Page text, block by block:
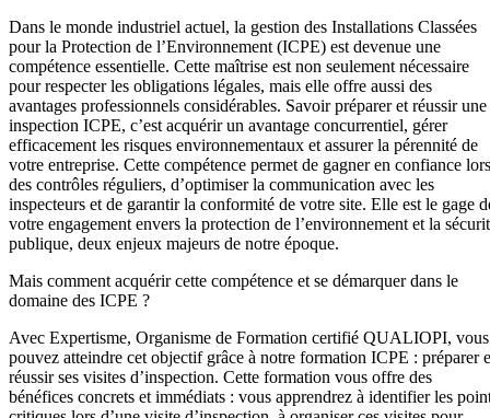
Dans le monde industriel actuel, la gestion des Installations Classées
pour la Protection de l’Environnement (ICPE) est devenue une
compétence essentielle. Cette maîtrise est non seulement nécessaire
pour respecter les obligations légales, mais elle offre aussi des
avantages professionnels considérables. Savoir préparer et réussir une
inspection ICPE, c’est acquérir un avantage concurrentiel, gérer
efficacement les risques environnementaux et assurer la pérennité de
votre entreprise. Cette compétence permet de gagner en confiance lors
des contrôles réguliers, d’optimiser la communication avec les
inspecteurs et de garantir la conformité de votre site. Elle est le gage
votre engagement envers la protection de l’environnement et la
publique, deux enjeux majeurs de notre époque.
Mais comment acquérir cette compétence et se démarquer dans le
domaine des ICPE ?
Avec Expertisme, Organisme de Formation certifié QUALIOPI, vous
pouvez atteindre cet objectif grâce à notre formation ICPE : préparer
réussir ses visites d’inspection. Cette formation vous offre des
bénéfices concrets et immédiats : vous apprendrez à identifier les